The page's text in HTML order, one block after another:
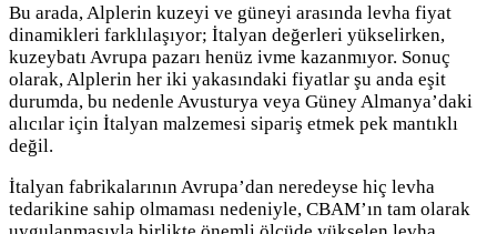
Bu arada, Alplerin kuzeyi ve güneyi arasında levha fiyat
dinamikleri farklılaşıyor; İtalyan değerleri yükselirken,
kuzeybatı Avrupa pazarı henüz ivme kazanmıyor. Sonuç
olarak, Alplerin her iki yakasındaki fiyatlar şu anda eşit
durumda, bu nedenle Avusturya veya Güney Almanya’daki
alıcılar için İtalyan malzemesi sipariş etmek pek mantıklı
değil.
İtalyan fabrikalarının Avrupa’dan neredeyse hiç levha
tedarikine sahip olmaması nedeniyle, CBAM’ın tam olarak